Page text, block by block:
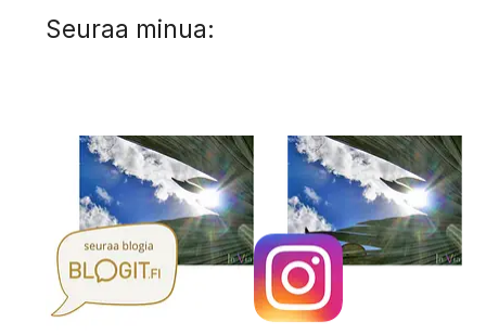
Seuraa minua: